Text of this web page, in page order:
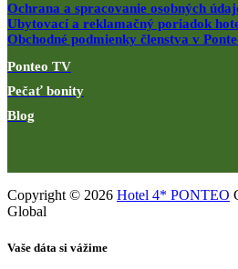
Ochrana a spracovanie osobných
Ubytovací a reklamačný poriadok
Obchodné podmienky členstva v
Ponteo TV
Pečať bonity
Blog
Copyright © 2026 Hotel 4* PONTEO
Global
Vaše dáta si vážime